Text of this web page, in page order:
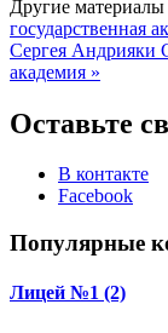
Другие материалы
государственная
Сергея Андрияки
академия »
Оставьте
В контакте
Facebook
Популярные
Лицей №1 (2)